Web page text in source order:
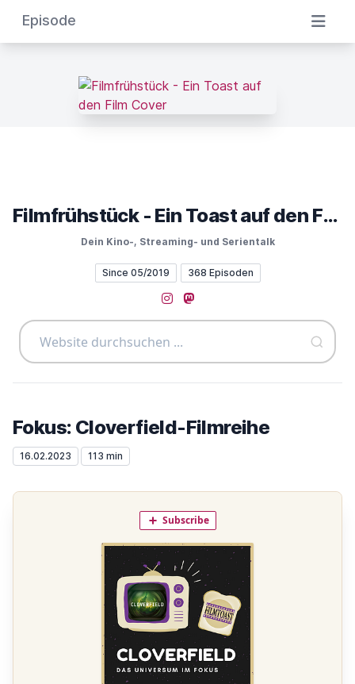
Episode
Filmfrühstück - Ein Toast auf den Film
Dein Kino-, Streaming- und Serientalk
Since 05/2019 368 Episoden
Instagram
Mastodon
Fokus: Cloverfield-Filmreihe
16.02.2023 113 min